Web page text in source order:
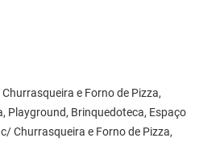
e Forno de Pizza,
Playground, Brinquedoteca, Espaço
Churrasqueira e Forno de Pizza,